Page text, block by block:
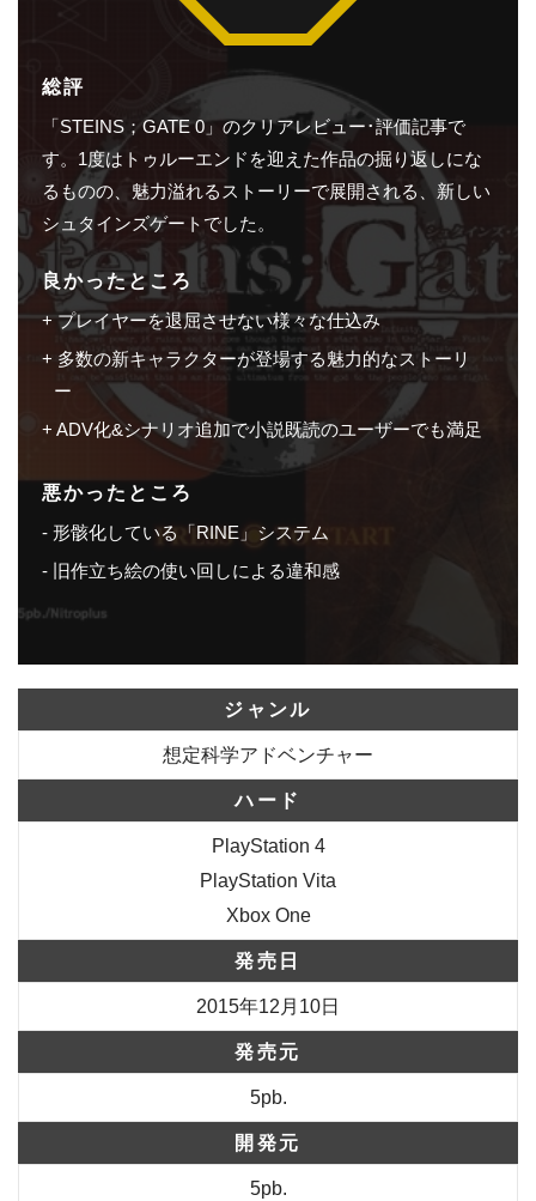
総評
「STEINS；GATE 0」のクリアレビュー･評価記事で
す。1度はトゥルーエンドを迎えた作品の掘り返しにな
るものの、魅力溢れるストーリーで展開される、新しい
シュタインズゲートでした。
良かったところ
プレイヤーを退屈させない様々な仕込み
多数の新キャラクターが登場する魅力的なストーリ
ー
ADV化&シナリオ追加で小説既読のユーザーでも満足
悪かったところ
形骸化している「RINE」システム
旧作立ち絵の使い回しによる違和感
ジャンル
想定科学アドベンチャー
ハード
PlayStation 4
PlayStation Vita
Xbox One
発売日
2015年12月10日
発売元
5pb.
開発元
5pb.